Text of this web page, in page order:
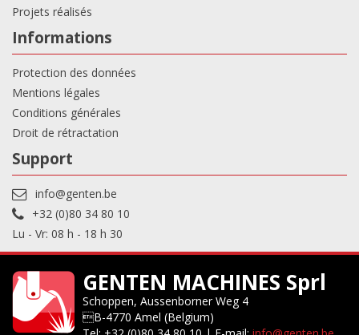
Projets réalisés
Informations
Protection des données
Mentions légales
Conditions générales
Droit de rétractation
Support
info@genten.be
+32 (0)80 34 80 10
Lu - Vr: 08 h - 18 h 30
GENTEN MACHINES Sprl
Schoppen, Aussenborner Weg 4
B-4770 Amel (Belgium)